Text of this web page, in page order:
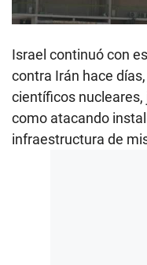
02:29
Israel continuó con
contra Irán hace
científicos
como atacando
infraestructura de